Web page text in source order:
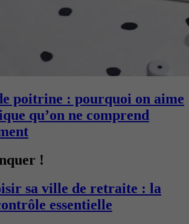
poitrine : pourquoi on aime
qu’on ne comprend
!
sa ville de retraite : la
essentielle